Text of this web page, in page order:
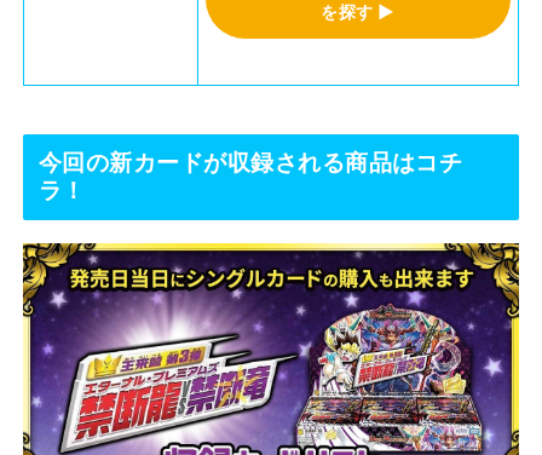
を探す ▶
今回の新カードが収録される商品はコチ
ラ！